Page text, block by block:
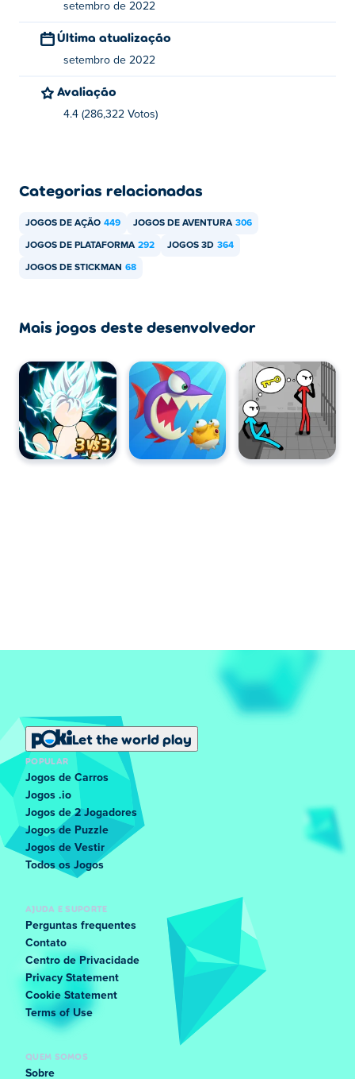
jogo deles Poki!
Stickman Go pode ser jogado no seu computador.
setembro de 2022
Última atualização
setembro de 2022
Avaliação
4.4 (286,322 Votos)
Categorias relacionadas
JOGOS DE AÇÃO 449 JOGOS DE AVENTURA 306
JOGOS DE PLATAFORMA 292 JOGOS 3D 364
JOGOS DE STICKMAN 68
Mais jogos deste desenvolvedor
Let the world play
POPULAR
Jogos de Carros
Jogos .io
Jogos de 2 Jogadores
Jogos de Puzzle
Jogos de Vestir
Todos os Jogos
AJUDA E SUPORTE
Perguntas frequentes
Contato
Centro de Privacidade
Privacy Statement
Cookie Statement
Terms of Use
QUEM SOMOS
Sobre